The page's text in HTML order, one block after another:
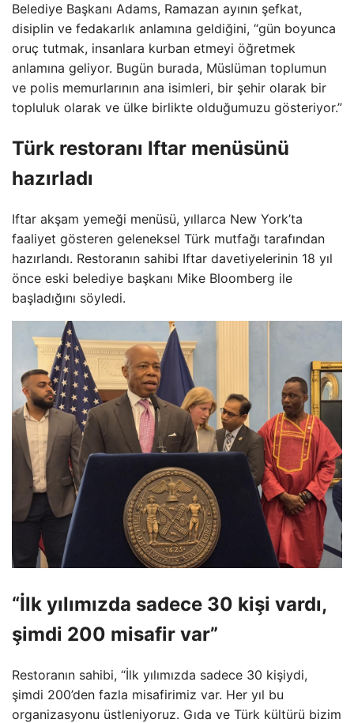
Belediye Başkanı Adams, Ramazan ayının şefkat,
disiplin ve fedakarlık anlamına geldiğini, “gün boyunca
oruç tutmak, insanlara kurban etmeyi öğretmek
anlamına geliyor. Bugün burada, Müslüman toplumun
ve polis memurlarının ana isimleri, bir şehir olarak bir
topluluk olarak ve ülke birlikte olduğumuzu gösteriyor.”
Türk restoranı Iftar menüsünü
hazırladı
Iftar akşam yemeği menüsü, yıllarca New York’ta
faaliyet gösteren geleneksel Türk mutfağı tarafından
hazırlandı. Restoranın sahibi Iftar davetiyelerinin 18 yıl
önce eski belediye başkanı Mike Bloomberg ile
başladığını söyledi.
“İlk yılımızda sadece 30 kişi vardı,
şimdi 200 misafir var”
Restoranın sahibi, “İlk yılımızda sadece 30 kişiydi,
şimdi 200’den fazla misafirimiz var. Her yıl bu
organizasyonu üstleniyoruz. Gıda ve Türk kültürü bizim